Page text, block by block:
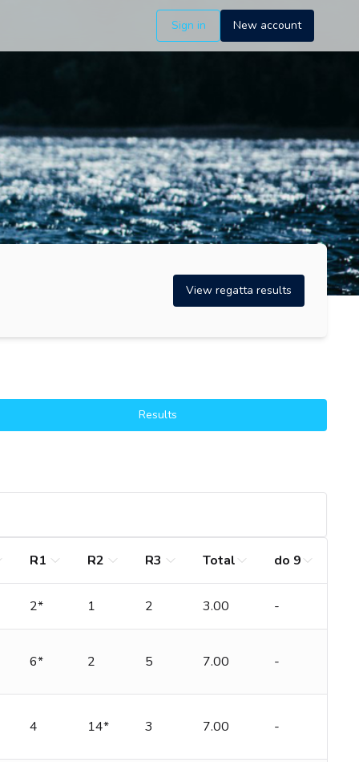
Sign in New account
View regatta results
Results
R1 R2 R3 Total do 9
2* 1 2 3.00 -
6* 2 5 7.00 -
4 14* 3 7.00 -